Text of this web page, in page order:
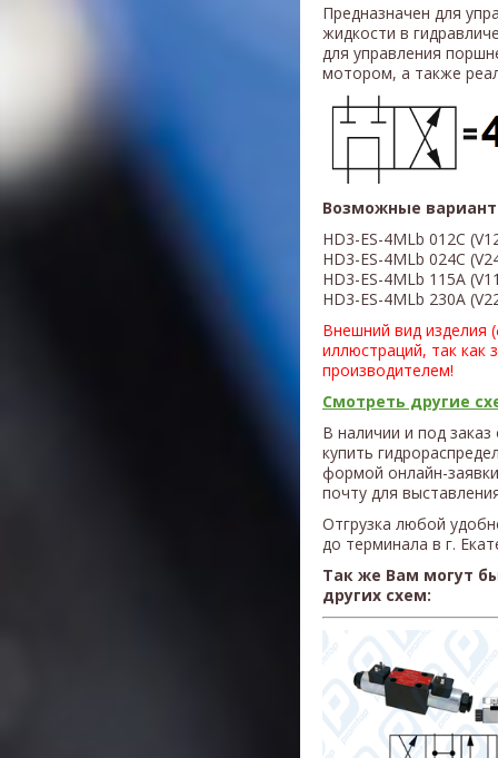
Предназначен для
жидкости в
для управления
мотором, а также
Возможные
HD3-ES-4MLb 012С
HD3-ES-4MLb 024С
HD3-ES-4MLb 115A
HD3-ES-4MLb 230A
Внешний вид изделия
иллюстраций, так как
производителем!
Смотреть другие
В наличии и под
купить
формой онлайн-
почту для
Отгрузка любой
до терминала в г.
Так же Вам могут
других схем: